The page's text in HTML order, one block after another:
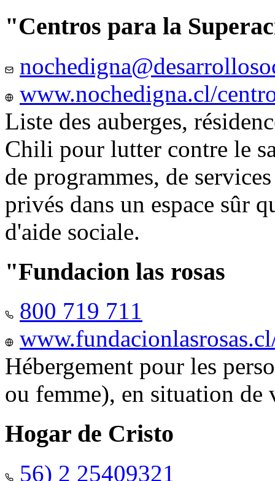
"Centros para la
www.nochedigna.cl/
Liste des auberges,
Chili pour lutter contre le
de programmes, de
privés dans un espace sûr
d'aide sociale.
"Fundacion las rosas
800 719 711
Hébergement pour les
ou femme), en situation
Hogar de Cristo
56) 2 25409321